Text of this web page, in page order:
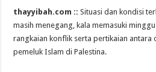
thayyibah.com ::Situasi dan kondisi
masih menegang, kala memasuki
rangkaian konflik serta pertikaian antara
pemeluk Islam di Palestina.